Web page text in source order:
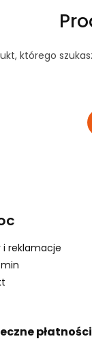
którego
w stopce
i reklamacje
płatności